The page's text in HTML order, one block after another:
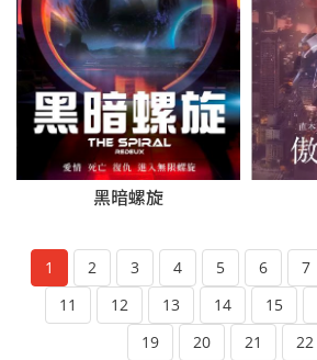
黑暗螺旋
1 2 3 4 5 6 7
11
12 13 14 15
19
20 21 22